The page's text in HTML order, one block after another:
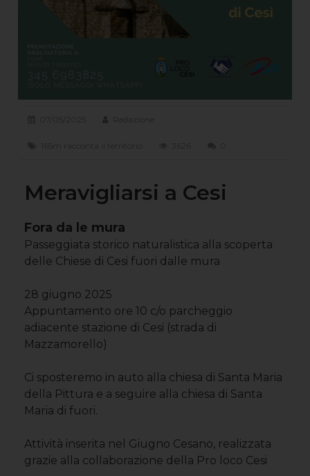
Meravigliarsi a Cesi
Fora da le mura
Passeggiata storico naturalistica alla scoperta
delle Chiese di Cesi fuori dalle mura
28 giugno 2025
Appuntamento ore 10 c/o parcheggio
adiacente stazione di Cesi (strada di
Mazzamorello)
Ci sposteremo in auto alla chiesa di Santa Maria
della Pittura e a seguire alla chiesa di Santa
Maria di fuori.
Attività inserita nel Giugno Cesano, realizzata
grazie alla collaborazione della Pro loco Cesi